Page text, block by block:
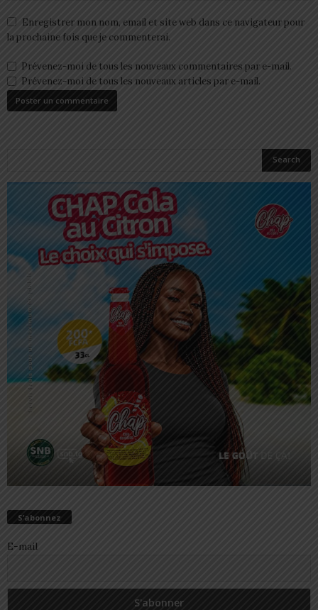
Enregistrer mon nom, email et site web dans ce navigateur pour
la prochaine fois que je commenterai.
Prévenez-moi de tous les nouveaux commentaires par e-mail.
Prévenez-moi de tous les nouveaux articles par e-mail.
S’abonnez
E-mail